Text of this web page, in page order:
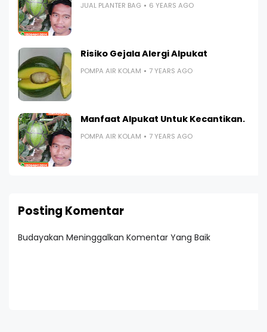
JUAL PLANTER BAG 6 YEARS AGO
Risiko Gejala Alergi Alpukat
POMPA AIR KOLAM 7 YEARS AGO
Manfaat Alpukat Untuk Kecantikan.
POMPA AIR KOLAM 7 YEARS AGO
Posting Komentar
Budayakan Meninggalkan Komentar Yang Baik